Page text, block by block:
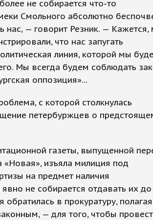
не собирается что-то
Смольного абсолютно
нас, — говорит Резник. — Кажется,
что нас запугать
линия, которой мы
Мы всегда будем соблюдать
оппозиция»...
с которой столкнулась
петербуржцев о
газеты, выпущенной
изъяла милиция под
на предмет наличия
не собирается отдавать их до
в прокуратуру, полагая
— для того, чтобы